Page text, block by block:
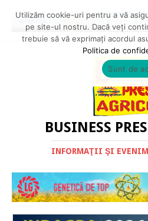
BUSINESS
INFORMAŢII ŞI
Utilizăm cookie-uri pentru a vă
pe site-ul nostru. Dacă veți
trebuie să vă exprimați acordul
Politica de
Sunt de